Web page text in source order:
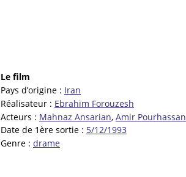
Le film
Pays d’origine : Iran
Réalisateur : Ebrahim Forouzesh
Acteurs : Mahnaz Ansarian, Amir Pourhassan
Date de 1ère sortie : 5/12/1993
Genre : drame